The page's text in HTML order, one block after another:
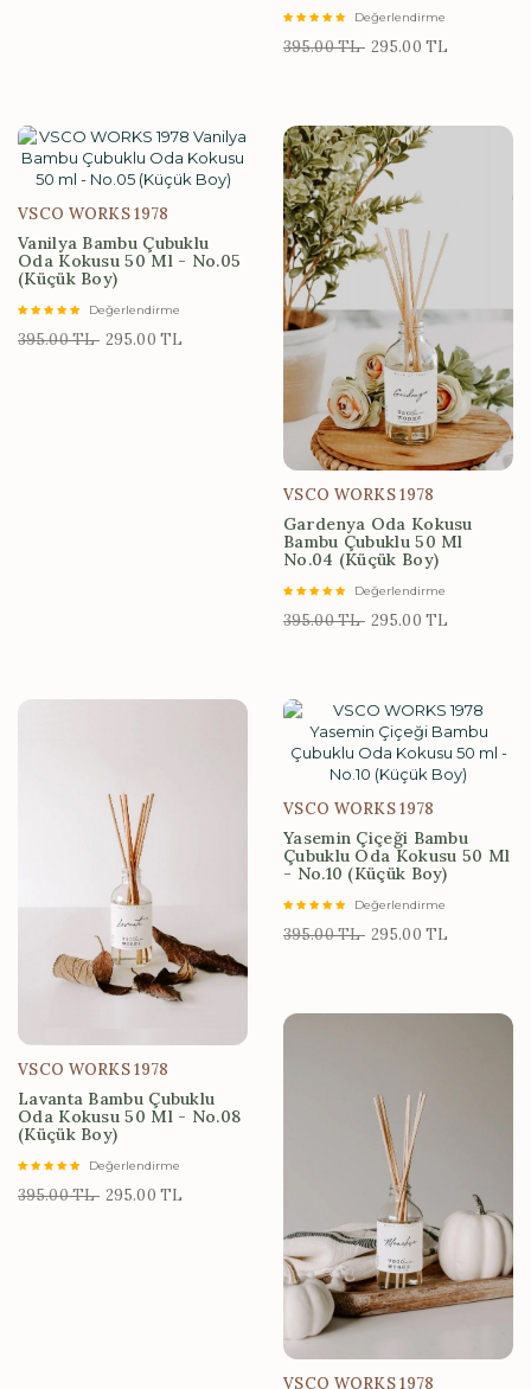
Değerlendirme
395.00 TL 295.00 TL
VSCO WORKS 1978
Vanilya Bambu Çubuklu
Oda Kokusu 50 Ml - No.05
(Küçük Boy)
Değerlendirme
395.00 TL 295.00 TL
VSCO WORKS 1978
Gardenya Oda Kokusu
Bambu Çubuklu 50 Ml
No.04 (Küçük Boy)
Değerlendirme
395.00 TL 295.00 TL
VSCO WORKS 1978
Lavanta Bambu Çubuklu
Oda Kokusu 50 Ml - No.08
(Küçük Boy)
Değerlendirme
395.00 TL 295.00 TL
VSCO WORKS 1978
Yasemin Çiçeği Bambu
Çubuklu Oda Kokusu 50 Ml
- No.10 (Küçük Boy)
Değerlendirme
395.00 TL 295.00 TL
VSCO WORKS 1978